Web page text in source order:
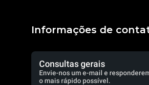
Informações de
Consultas gerais
Envie-nos um e-mail e
o mais rápido possível.